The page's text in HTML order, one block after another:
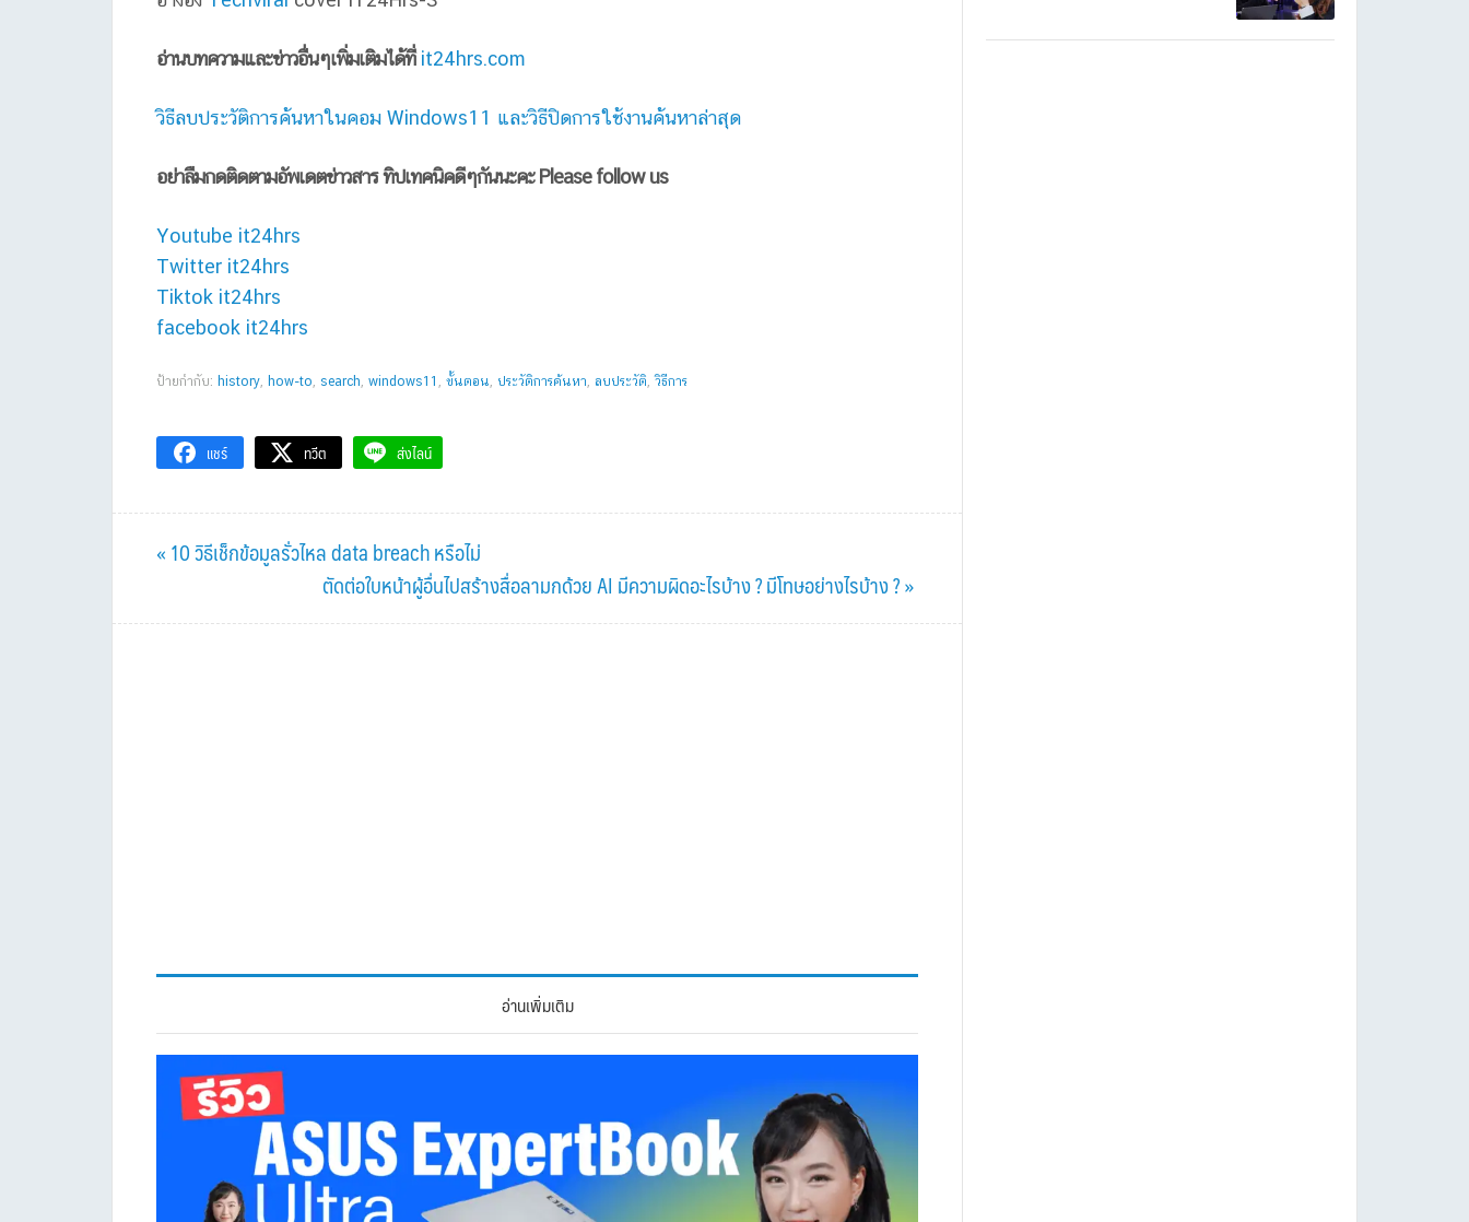
อ่านบทความและข่าวอื่นๆเพิ่มเติมได้ที่ it24hrs.com
วิธีลบประวัติการค้นหาในคอม Windows11 และวิธีปิดการใช้งานค้นหาล่าสุด
อย่าลืมกดติดตามอัพเดตข่าวสาร ทิปเทคนิคดีๆกันนะคะ Please follow us
Youtube it24hrs
Twitter it24hrs
Tiktok it24hrs
facebook it24hrs
ป้ายกำกับ: history, how-to, search, windows11 , ขั้นตอน, ประวัติการค้นหา, ลบประวัติ,วิธีการ
แชร์ ทวีต ส่งไลน์
Previous
« 10 วิธีเช็กข้อมูลรั่วไหล data breach หรือไม่
Next
Post:
ตัดต่อใบหน้าผู้อื่นไปสร้างสื่อลามกด้วย AI มีความผิดอะไรบ้าง ? มีโทษอย่างไรบ้าง ? »
อ่านเพิ่มเติม